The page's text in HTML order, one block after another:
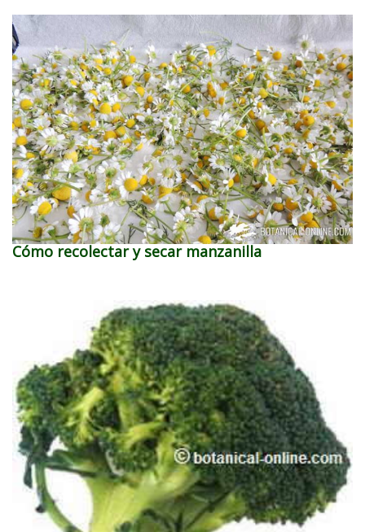
Cómo recolectar y secar manzanilla